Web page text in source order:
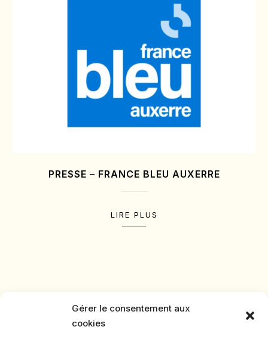
Gérer le consentement aux
cookies
PRESSE – FRANCE BLEU AUXERRE
LIRE PLUS